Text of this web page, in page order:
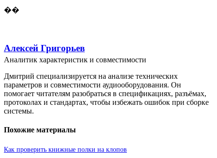
��
Алексей Григорьев
Аналитик характеристик и совместимости
Дмитрий специализируется на анализе технических
параметров и совместимости аудиооборудования. Он
помогает читателям разобраться в спецификациях, разъёмах,
протоколах и стандартах, чтобы избежать ошибок при сборке
системы.
Похожие материалы
Как проверить книжные полки на клопов